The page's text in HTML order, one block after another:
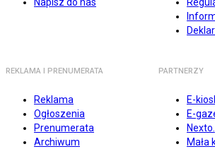
REKLAMA I PRENUMERATA
Reklama
Ogłoszenia
Prenumerata
Archiwum
PARTNERZY
E-
E-
Mała